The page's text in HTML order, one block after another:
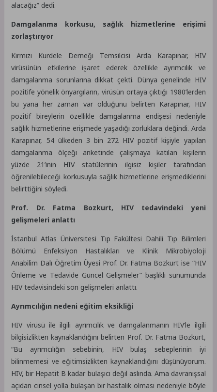
alacağız” dedi.
Damgalanma korkusu, sağlık hizmetlerine erişimi
zorlaştırıyor
Kırmızı Kurdele Derneği Temsilcisi Arda Karapınar, HIV
virüsünün etkilerine işaret ederek özellikle ayrımcılık ve
damgalanma sorunlarına dikkat çekti. Dünya genelinde HIV
pozitife yönelik önyargıların, virüsün ortaya çıktığı 1980’lerden
bu yana her zaman var olduğunu belirten Karapınar, HIV
pozitif bireylerin özellikle damgalanma endişesi nedeniyle
sağlık hizmetlerine erişmede yaşadığı zorluklara değindi. Arda
Karapınar, 54 ülkeden 3 bin 272 HIV pozitif kişiyle yapılan
damgalanma ölçeği anketinde çalışmaya katılan kişilerin
yüzde 21’inin HIV statülerinin ilgisiz kişiler tarafından
öğrenilebileceği korkusuyla sağlık hizmetlerine erişmediklerini
belirttiğini söyledi.
Prof. Dr. Fatma Bozkurt, HIV tedavindeki yeni
gelişmeleri anlattı
İstanbul Atlas Üniversitesi Tıp Fakültesi Dahili Tıp Bilimleri
Bölümü Enfeksiyon Hastalıkları ve Klinik Mikrobiyoloji
Anabilim Dalı Öğretim Üyesi Prof. Dr. Fatma Bozkurt ise “HIV
Önleme ve Tedavide Güncel Gelişmeler” başlıklı sunumunda
HIV tedavisindeki son gelişmeleri anlattı.
Ayrımcılığın nedeni eğitim eksikliği
HIV virüsü ile ilgili ayrımcılık ve damgalanmanın HIV’le ilgili
bilgisizlikten kaynaklandığını belirten Prof. Dr. Fatma Bozkurt,
“Bu ayrımcılığın sebebinin, HIV bulaş sebeplerinin iyi
bilinmemesi ve eğitimsizlikten kaynaklandığını düşünüyorum.
HIV, bir Hepatit B kadar bulaşıcı değil aslında. Ama davranışsal
açıdan cinsel yolla bulaşan bir hastalık olması nedeniyle böyle